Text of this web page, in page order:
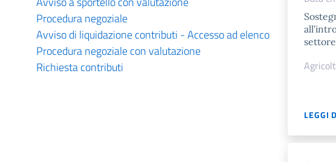
Procedura negoziale
Avviso di liquidazione contributi - Accesso ad elenco
Procedura negoziale con valutazione
Richiesta contributi
LEGGI